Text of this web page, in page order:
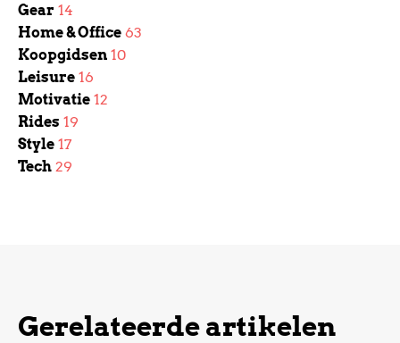
Gear 14
Home & Office 63
Koopgidsen 10
Leisure 16
Motivatie 12
Rides 19
Style 17
Tech 29
Gerelateerde artikelen